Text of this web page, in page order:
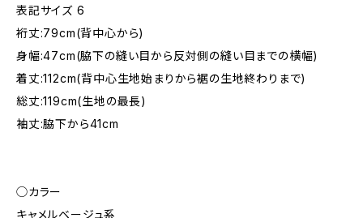
表記サイズ 6
裄丈:79cm(背中心から)
身幅:47cm(脇下の縫い目から反対側の縫い目までの横幅)
着丈:112cm(背中心生地始まりから裾の生地終わりまで)
総丈:119cm(生地の最長)
袖丈:脇下から41cm
◯カラー
キャメルベージュ系